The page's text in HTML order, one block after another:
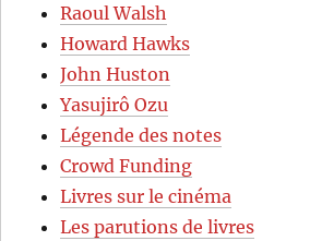
Raoul Walsh
Howard Hawks
John Huston
Yasujirô Ozu
Légende des notes
Crowd Funding
Livres sur le cinéma
Les parutions de livres